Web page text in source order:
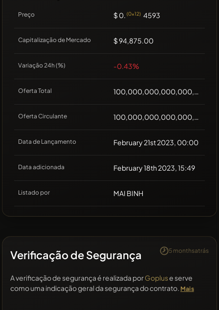
Preço $ 0. (0x12) 4593
Capitalização de Mercado $ 94,875.00
Variação 24h (%) -0.43%
Oferta Total 100,000,000,000,000,000
Oferta Circulante 100,000,000,000,000,000
Data de Lançamento February 21st 2023, 00:00
Data adicionada February 18th 2023, 15:49
Listado por MAI BINH
Verificação de Segurança 5 monthsatrás
A verificação de segurança é realizada porGopluse serve
como uma indicação geral da segurança do contrato. Mais